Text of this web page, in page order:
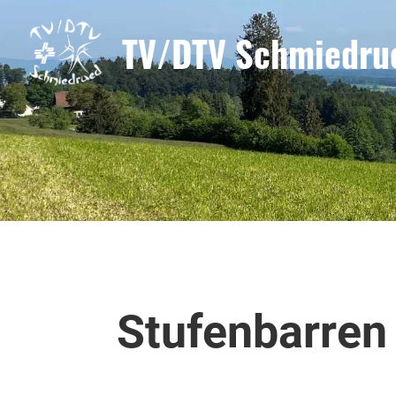
TV/DTV
Stufenbarren